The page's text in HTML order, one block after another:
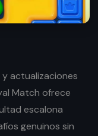
actualizaciones
Match ofrece
escalona
genuinos sin